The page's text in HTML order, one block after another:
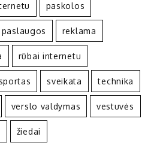
paskolos
paslaugos reklama
rūbai internetu
sveikata technika
verslo valdymas vestuvės
žiedai